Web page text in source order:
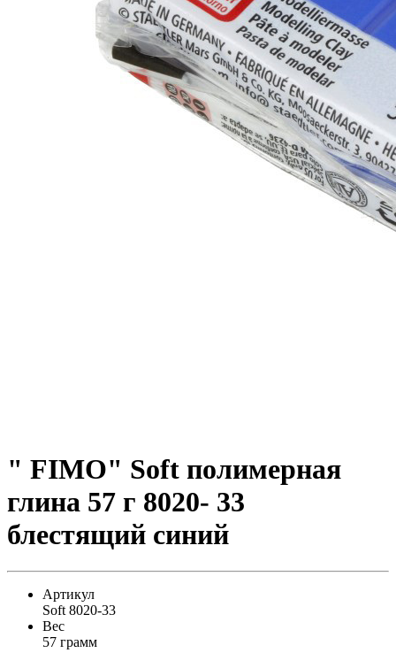
" FIMO" Soft полимерная
глина 57 г 8020- 33
блестящий синий
Артикул
Soft 8020-33
Вес
57 грамм